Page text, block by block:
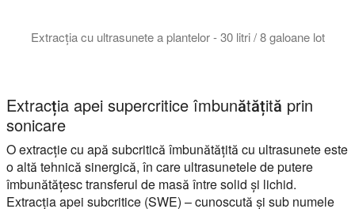
Extracția cu ultrasunete a plantelor - 30 litri / 8 galoane lot
Extracția apei supercritice îmbunătățită prin
sonicare
O extracție cu apă subcritică îmbunătățită cu ultrasunete este
o altă tehnică sinergică, în care ultrasunetele de putere
îmbunătățesc transferul de masă între solid și lichid.
Extracția apei subcritice (SWE) – cunoscută și sub numele